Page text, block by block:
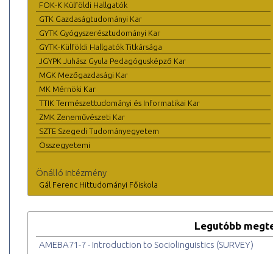
FOK-K Külföldi Hallgatók
GTK Gazdaságtudományi Kar
GYTK Gyógyszerésztudományi Kar
GYTK-Külföldi Hallgatók Titkársága
JGYPK Juhász Gyula Pedagógusképző Kar
MGK Mezőgazdasági Kar
MK Mérnöki Kar
TTIK Természettudományi és Informatikai Kar
ZMK Zeneművészeti Kar
SZTE Szegedi Tudományegyetem
Összegyetemi
Önálló intézmény
Gál Ferenc Hittudományi Főiskola
Legutóbb
AMEBA71-7 - Introduction to Sociolinguistics (SURVEY)